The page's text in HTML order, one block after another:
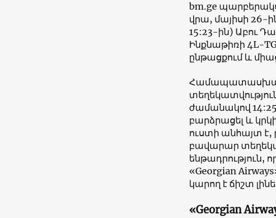
bm.ge
վրա, մայիսի 26-
15:23-ին) Աբու
Ինքնաթիռի 4L-
ընթացքում և
ժամանակով
բարձրացել և
ուստի անհայտ է,
բավարար
ենթադրություն,
«Georgian
կարող է ճիշտ
«Georgian